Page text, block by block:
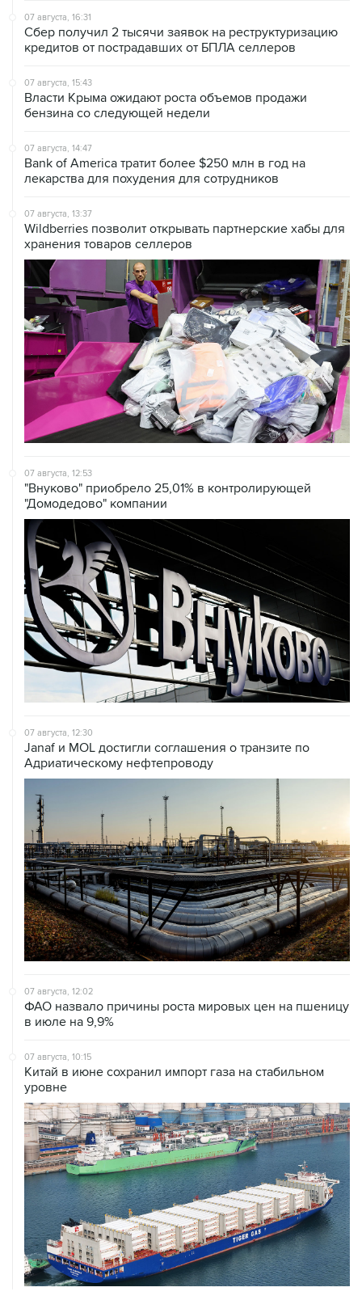
07 августа, 16:31
Сбер получил 2 тысячи заявок на реструктуризацию
кредитов от пострадавших от БПЛА селлеров
07 августа, 15:43
Власти Крыма ожидают роста объемов продажи
бензина со следующей недели
07 августа, 14:47
Bank of America тратит более $250 млн в год на
лекарства для похудения для сотрудников
07 августа, 13:37
Wildberries позволит открывать партнерские хабы для
хранения товаров селлеров
07 августа, 12:53
"Внуково" приобрело 25,01% в контролирующей
"Домодедово" компании
07 августа, 12:30
Janaf и MOL достигли соглашения о транзите по
Адриатическому нефтепроводу
07 августа, 12:02
ФАО назвало причины роста мировых цен на пшеницу
в июле на 9,9%
07 августа, 10:15
Китай в июне сохранил импорт газа на стабильном
уровне